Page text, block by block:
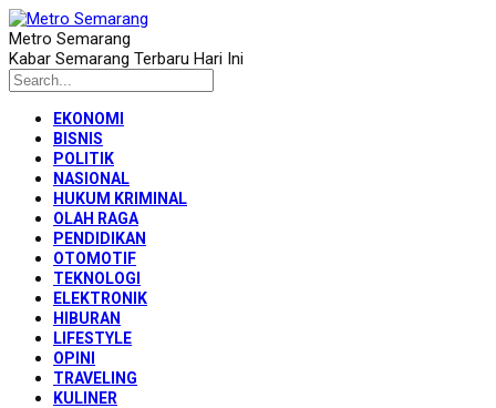
Metro Semarang
Kabar Semarang Terbaru Hari Ini
EKONOMI
BISNIS
POLITIK
NASIONAL
HUKUM KRIMINAL
OLAH RAGA
PENDIDIKAN
OTOMOTIF
TEKNOLOGI
ELEKTRONIK
HIBURAN
LIFESTYLE
OPINI
TRAVELING
KULINER